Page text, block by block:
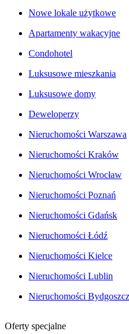
Nowe lokale użytkowe
Apartamenty wakacyjne
Condohotel
Luksusowe mieszkania
Luksusowe domy
Deweloperzy
Nieruchomości Warszawa
Nieruchomości Kraków
Nieruchomości Wrocław
Nieruchomości Poznań
Nieruchomości Gdańsk
Nieruchomości Łódź
Nieruchomości Kielce
Nieruchomości Lublin
Nieruchomości Bydgoszcz
Oferty specjalne